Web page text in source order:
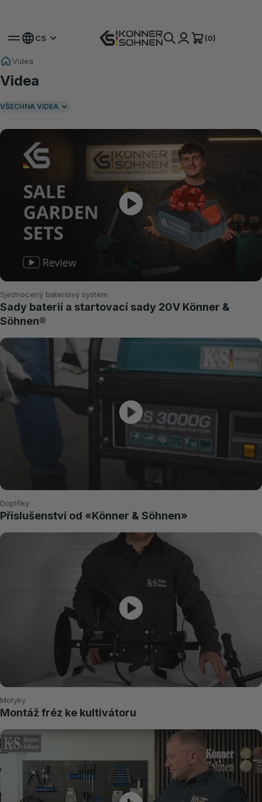
CS (0)
Videa
Videa
VŠECHNA VIDEA
Sjednocený bateriový systém
Sady baterií a startovací sady 20V Könner &
Söhnen®
Doplňky
Příslušenství od «Könner & Söhnen»
Motyky
Montáž fréz ke kultivátoru